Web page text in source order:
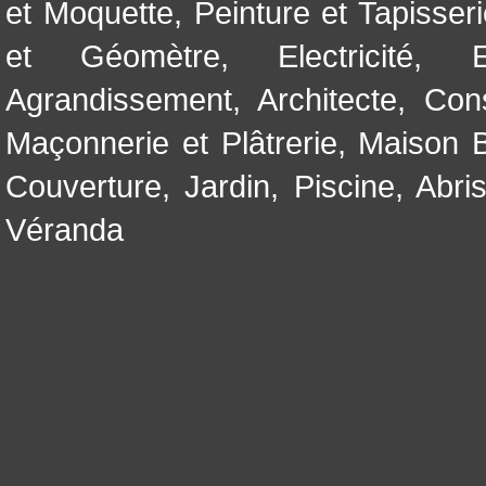
et Moquette, Peinture et
et Géomètre, Electricité,
Agrandissement, Architecte,
Maçonnerie et Plâtrerie, Maison
Couverture,Jardin, Piscine,
Véranda